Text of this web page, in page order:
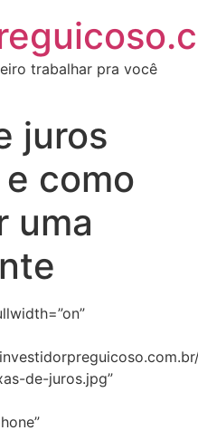
trabalhar pra você
juros
como
uma
de-juros.jpg”